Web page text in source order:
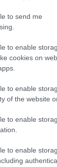
to send me
to enable
cookies on
to enable
of the website
to enable
to enable
τα
τις
Στο
κόσμο
που
γιατί,
θα